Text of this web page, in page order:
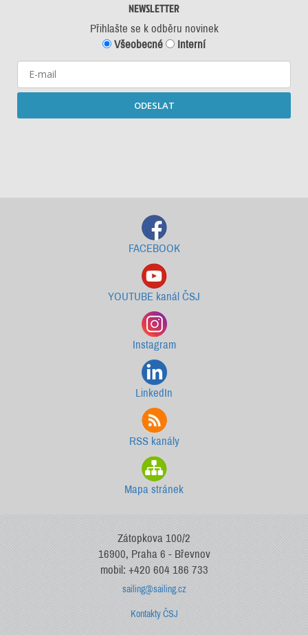
NEWSLETTER
Přihlašte se k odběru novinek
Všeobecné
Interní
ODESLAT
FACEBOOK
YOUTUBE kanál ČSJ
Instagram
LinkedIn
RSS kanály
Mapa stránek
Zátopkova 100/2
16900, Praha 6 - Břevnov
mobil: +420 604 186 733
sailing@sailing.cz
Kontakty ČSJ